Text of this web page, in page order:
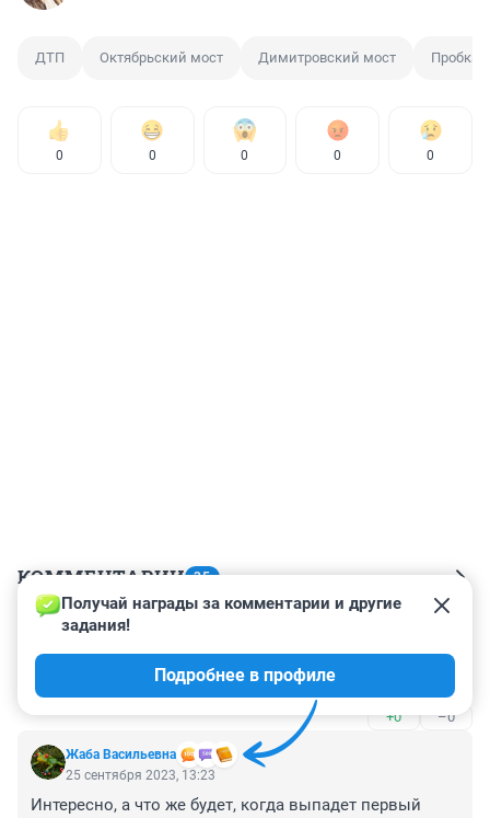
ДТП Октябрьский мост Димитровский мост Пробка
0 0 0 0 0
КОММЕНТАРИИ 35
Гость
Это всегда теперь
+0 –0
Жаба Васильевна
Получай награды за комментарии и другие
задания!
Подробнее в профиле
25 сентября 2023, 13:23
Интересно, а что же будет, когда выпадет первый